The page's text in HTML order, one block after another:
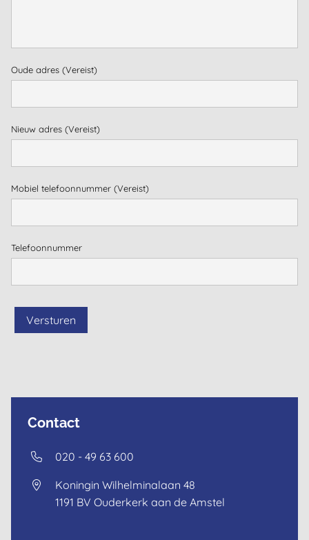
Oude adres (Vereist)
Nieuw adres (Vereist)
Mobiel telefoonnummer (Vereist)
Telefoonnummer
Versturen
Contact
020 - 49 63 600
Koningin Wilhelminalaan 48
1191 BV Ouderkerk aan de Amstel